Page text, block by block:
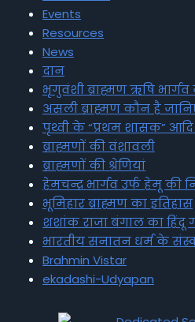
Events
Resources
News
दान
भृगुवंशी ब्राह्मण ऋषि भार्गव
असली ब्राह्मण कौन है
पृथ्वी के “प्रथम शासक” आदि
ब्राह्मणों की वंशावली
ब्राह्मणों की श्रेणियां
हेमचन्द्र भार्गव उर्फ हेमू की
भूमिहार ब्राह्मण का इतिहास
शशांक राजा बंगाल का हिंदू
भारतीय सनातन धर्म के
Brahmin Vistar
ekadashi-Udyapan